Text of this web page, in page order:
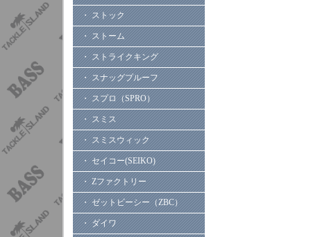
・ ストック
・ ストーム
・ ストライクキング
・ スナッグプルーフ
・ スプロ（SPRO）
・ スミス
・ スミスウィック
・ セイコー(SEIKO)
・ Zファクトリー
・ ゼットビーシー（ZBC）
・ ダイワ